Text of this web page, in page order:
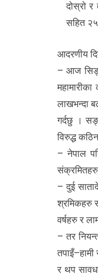
दोस्रो
सहित २५
आदरणीय
– आज
लाखभन्दा
गर्दछु ।
विरुद्ध
– नेपाल
– दुई
श्रमिकहरु
वर्षहरु र
– तर
र थप